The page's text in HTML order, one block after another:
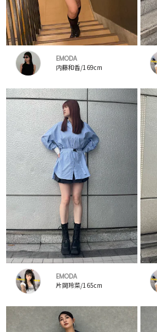
EMODA
内藤和香/169cm
EMODA
片岡玲菜/165cm